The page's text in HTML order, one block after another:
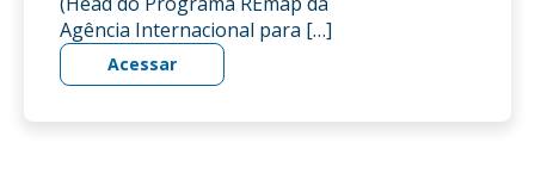
Agência Internacional para […]
Acessar